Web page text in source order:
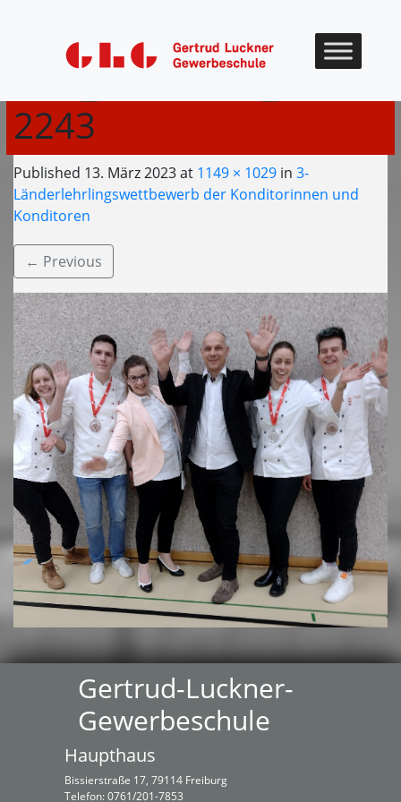
IMG_20230310_20144
2243
Published 13. März 2023at 1149 × 1029 in 3-
Länderlehrlingswettbewerb der Konditorinnen und
Konditoren
← Previous
Gertrud-Luckner-
Gewerbeschule
Haupthaus
Bissierstraße 17, 79114 Freiburg
Telefon: 0761/201-7853